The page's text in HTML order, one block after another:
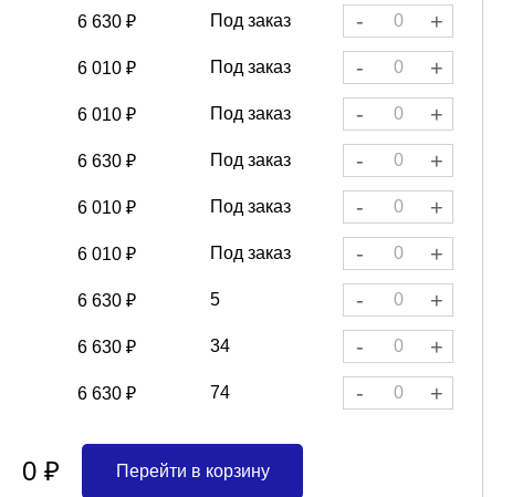
6 630 ₽ Под заказ - +
6 010 ₽ Под заказ - +
6 010 ₽ Под заказ - +
6 630 ₽ Под заказ - +
6 010 ₽ Под заказ - +
6 010 ₽ Под заказ - +
6 630 ₽ 5 - +
6 630 ₽ 34 - +
6 630 ₽ 74 - +
0 ₽ Перейти в корзину